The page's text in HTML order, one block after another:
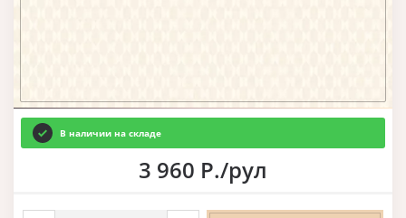
В наличии на складе
3 960 Р./рул